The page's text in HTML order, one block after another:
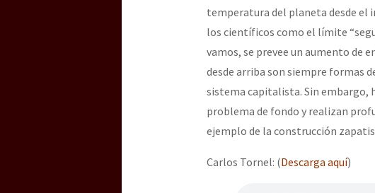
“Sonhando a Terra do Bem Virá”
[25 abr – CDMX] Tokín por el CNI:
temperatura del planeta desde el
los científicos como el límite
vamos, se prevee un aumento de
desde arriba son siempre formas
sistema capitalista. Sin embargo,
problema de fondo y realizan
ejemplo de la construcción
Carlos Tornel: (Descarga aquí)